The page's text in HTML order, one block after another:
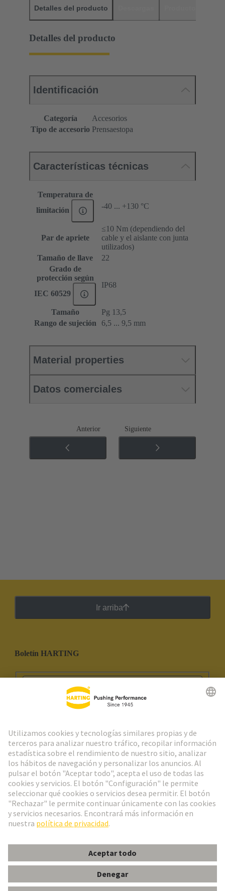
Detalles del producto
Detalles del producto
Identificación
Categoría
Accesorios
Tipo de accesorio Prensaestopa
Características técnicas
Temperatura de
limitación
-40 ... +130 °C
Par de apriete
≤10 Nm (dependiendo del
cable y el aislante con junta
utilizados)
Tamaño de llave
22
Grado de
protección según
IEC 60529
IP68
Tamaño
Pg 13,5
Rango de sujeción
6,5 ... 9,5 mm
Material properties
Datos comerciales
Anterior Siguiente
Ir arriba
Boletín HARTING
Ir al registro
Social Media
España Español
© Grupo Tecnológico HARTING
ImprintPolítica de privacidad
Configuración de cookies